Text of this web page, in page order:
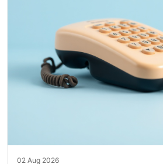
02 Aug 2026